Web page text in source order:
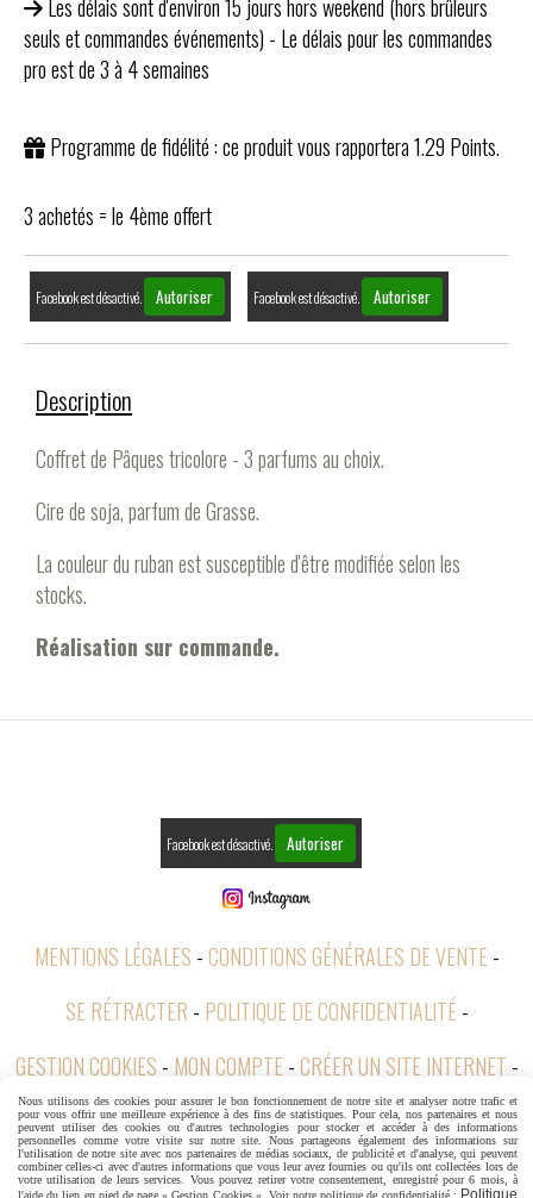
Les délais sont d'environ 15 jours hors weekend (hors brûleurs
seuls et commandes événements) - Le délais pour les commandes
pro est de 3 à 4 semaines
Programme de fidélité : ce produit vous rapportera1.29 Points.
3 achetés = le 4ème offert
Facebook est désactivé. Autoriser Facebook est désactivé. Autoriser
Description
Coffret de Pâques tricolore - 3 parfums au choix.
Cire de soja, parfum de Grasse.
La couleur du ruban est susceptible d'être modifiée selon les
stocks.
Réalisation sur commande.
Facebook est désactivé. Autoriser
MENTIONS LÉGALES CONDITIONS GÉNÉRALES DE VENTE
SE RÉTRACTER
POLITIQUE DE CONFIDENTIALITÉ
GESTION COOKIES
MON COMPTE CRÉER UN SITE INTERNET
CGV
Nous utilisons des cookies pour assurer le bon fonctionnement de notre site et analyser notre trafic et
pour vous offrir une meilleure expérience à des fins de statistiques. Pour cela, nos partenaires et nous
peuvent utiliser des cookies ou d'autres technologies pour stocker et accéder à des informations
personnelles comme votre visite sur notre site. Nous partageons également des informations sur
l'utilisation de notre site avec nos partenaires de médias sociaux, de publicité et d'analyse, qui peuvent
combiner celles-ci avec d'autres informations que vous leur avez fournies ou qu'ils ont collectées lors de
votre utilisation de leurs services. Vous pouvez retirer votre consentement, enregistré pour 6 mois, à
l'aide du lien en pied de page « Gestion Cookies ». Voir notre politique de confidentialité : Politique